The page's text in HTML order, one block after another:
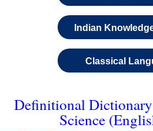
Indian
Classical
Definitional
Science